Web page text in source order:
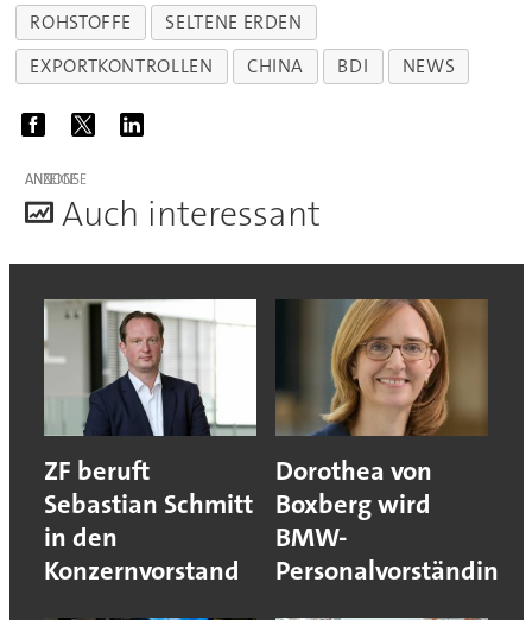
ROHSTOFFE
SELTENE ERDEN
EXPORTKONTROLLEN
CHINA BDI NEWS
ANZEIGE
Auch interessant
ZF beruft
Sebastian Schmitt
in den
Konzernvorstand
Dorothea von
Boxberg wird
BMW-
Personalvorständin